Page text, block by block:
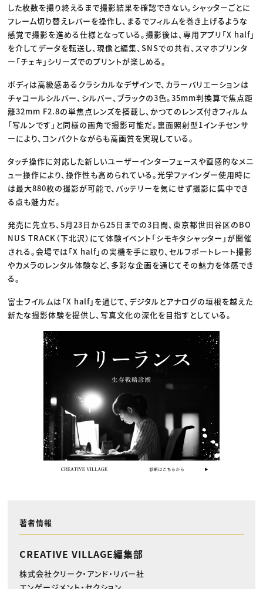
した枚数を撮り終えるまで撮影結果を確認できない。シャッターごとに
フレーム切り替えレバーを操作し、まるでフィルムを巻き上げるような
感覚で撮影を進める仕様となっている。撮影後は、専用アプリ「X half」
を介してデータを転送し、現像と編集、SNSでの共有、スマホプリンタ
ー「チェキ」シリーズでのプリントが楽しめる。
ボディは高級感あるクラシカルなデザインで、カラーバリエーションは
チャコールシルバー、シルバー、ブラックの3色。35mm判換算で焦点距
離32mm F2.8の単焦点レンズを搭載し、かつてのレンズ付きフィルム
「写ルンです」と同様の画角で撮影可能だ。裏面照射型1インチセンサ
ーにより、コンパクトながらも高画質を実現している。
タッチ操作に対応した新しいユーザーインターフェースや直感的なメニ
ュー操作により、操作性も高められている。光学ファインダー使用時に
は最大880枚の撮影が可能で、バッテリーを気にせず撮影に集中でき
る点も魅力だ。
発売に先立ち、5月23日から25日までの3日間、東京都世田谷区のBO
NUS TRACK（下北沢）にて体験イベント「シモキタシャッター」が開催
される。会場では「X half」の実機を手に取り、セルフポートレート撮影
やカメラのレンタル体験など、多彩な企画を通じてその魅力を体感でき
る。
富士フイルムは「X half」を通じて、デジタルとアナログの垣根を越えた
新たな撮影体験を提供し、写真文化の深化を目指すとしている。
著者情報
CREATIVE VILLAGE編集部
株式会社クリーク・アンド・リバー社